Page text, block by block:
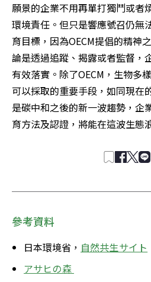
願景的企業不用再單打獨鬥或者
環境責任。但只是響應號召仍無
育目標，因為OECM提倡的精神
論是透過追蹤、揭露或者監督，
有效落實。除了OECM，生物多
可以採取的重要手段，如同現在
是碳中和之後的新一波趨勢，企
育方法及認證，將能在這波生態
參考資料
日本環境省， 自然共生サイト
アサヒの森